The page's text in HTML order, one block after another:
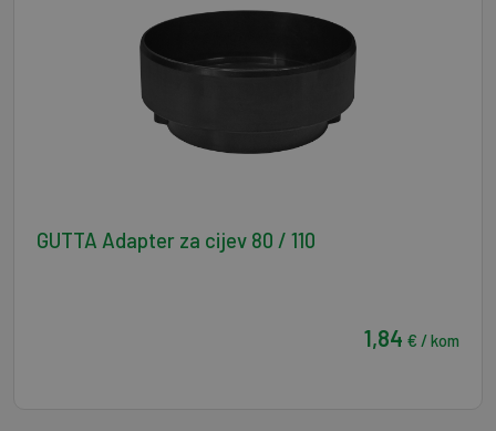
GUTTA Adapter za cijev 80 / 110
1,84 € / kom